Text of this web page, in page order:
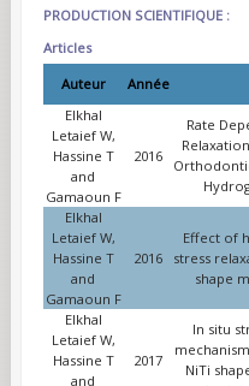
PRODUCTION SCIENTIFIQUE :
Articles
Auteur
Année
Elkhal
Letaief W,
Hassine T
and
Gamaoun F
2016
Rate
Elkhal
Letaief W,
Hassine T
and
Gamaoun F
2016
Effect of
stress
shape
Elkhal
Letaief W,
Hassine T
and
2017
In situ
NiTi